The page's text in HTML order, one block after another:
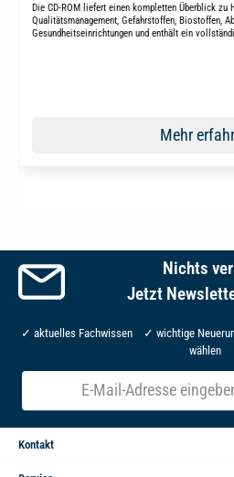
Die CD-ROM liefert einen kompletten Überblick zu
Qualitätsmanagement, Gefahrstoffen, Biostoffen,
Gesundheitseinrichtungen und enthält ein
Mehr
Nichts
Jetzt
✓ aktuelles Fachwissen ✓ wichtige
wählen
E-
Mail-
Adresse*
Kontakt